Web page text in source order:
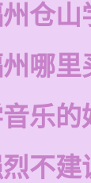
仓山
哪里
乐的
不建